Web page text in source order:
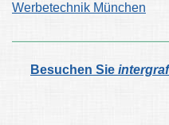
Werbetechnik München
Besuchen Sie